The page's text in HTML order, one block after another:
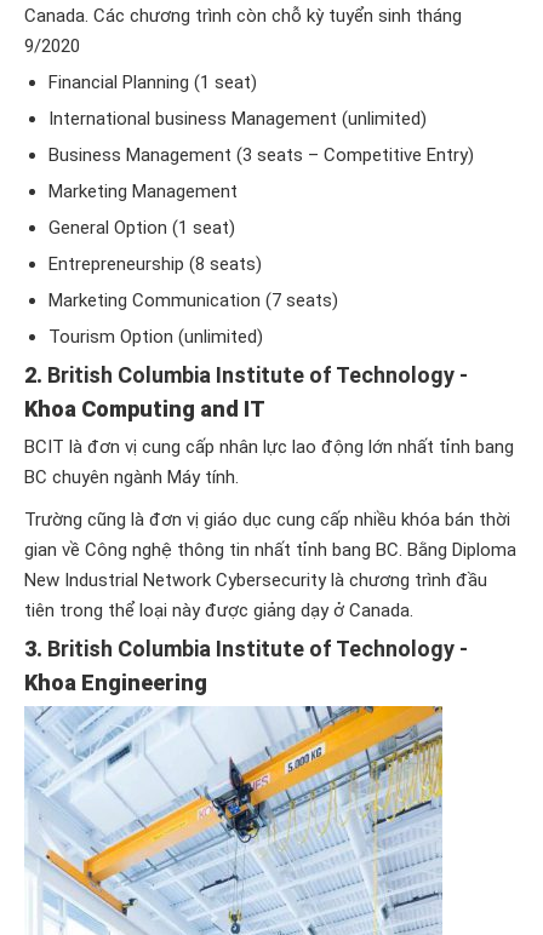
Canada. Các chương trình còn chỗ kỳ tuyển sinh tháng
9/2020
Financial Planning (1 seat)
International business Management (unlimited)
Business Management (3 seats – Competitive Entry)
Marketing Management
General Option (1 seat)
Entrepreneurship (8 seats)
Marketing Communication (7 seats)
Tourism Option (unlimited)
2. British Columbia Institute of Technology -
Khoa Computing and IT
BCIT là đơn vị cung cấp nhân lực lao động lớn nhất tỉnh bang
BC chuyên ngành Máy tính.
Trường cũng là đơn vị giáo dục cung cấp nhiều khóa bán thời
gian về Công nghệ thông tin nhất tỉnh bang BC. Bằng Diploma
New Industrial Network Cybersecurity là chương trình đầu
tiên trong thể loại này được giảng dạy ở Canada.
3. British Columbia Institute of Technology -
Khoa Engineering